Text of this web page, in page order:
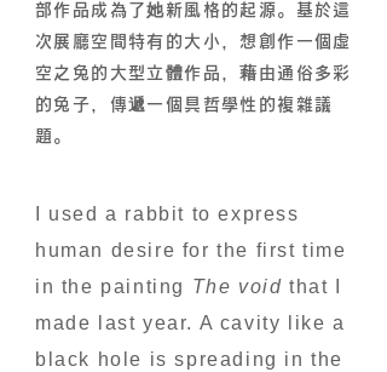
部作品成為了她新風格的起源。基於這
次展廳空間特有的大小，想創作一個虛
空之兔的大型立體作品，藉由通俗多彩
的兔子，傳遞一個具哲學性的複雜議
題。
I used a rabbit to express
human desire for the first time
in the painting The void that I
made last year. A cavity like a
black hole is spreading in the